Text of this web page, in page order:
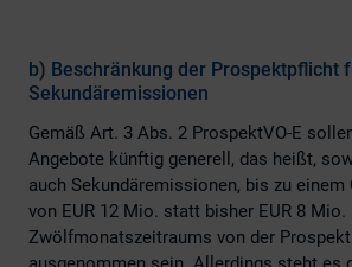
b) Beschränkung der Prospektpflicht
Sekundäremissionen
Gemäß Art. 3 Abs. 2 ProspektVO-E
Angebote künftig generell, das heißt,
auch Sekundäremissionen, bis zu einem
von EUR 12 Mio. statt bisher EUR 8 Mio.
Zwölfmonatszeitraums von der